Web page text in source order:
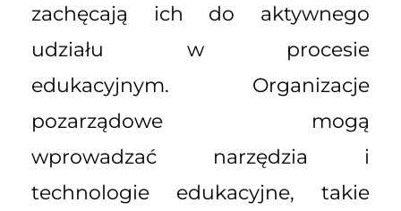
zachęcają ich do aktywnego
udziału w procesie
edukacyjnym. Organizacje
pozarządowe mogą
wprowadzać narzędzia i
technologie edukacyjne, takie